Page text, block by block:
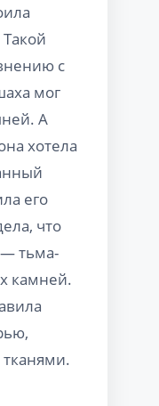
с
мог
А
хотела
его
что
— тьма-
камней.
тканями.